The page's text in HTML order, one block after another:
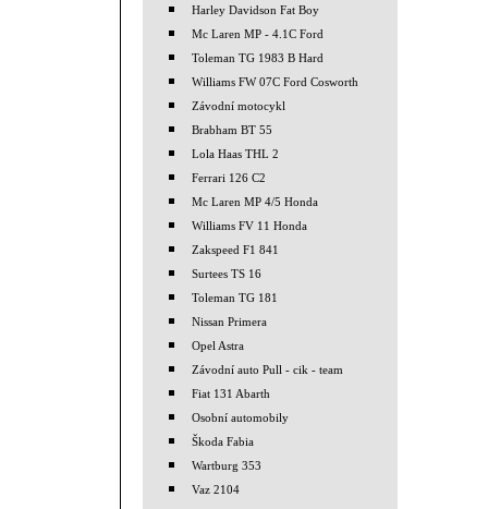
Harley Davidson Fat Boy
Mc Laren MP - 4.1C Ford
Toleman TG 1983 B Hard
Williams FW 07C Ford Cosworth
Závodní motocykl
Brabham BT 55
Lola Haas THL 2
Ferrari 126 C2
Mc Laren MP 4/5 Honda
Williams FV 11 Honda
Zakspeed F1 841
Surtees TS 16
Toleman TG 181
Nissan Primera
Opel Astra
Závodní auto Pull - cik - team
Fiat 131 Abarth
Osobní automobily
Škoda Fabia
Wartburg 353
Vaz 2104